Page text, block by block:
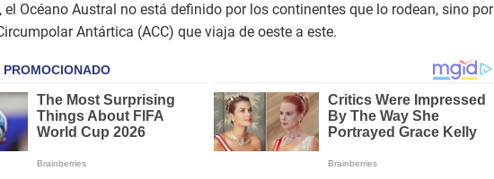
el Océano Austral no está definido por los continentes que lo rodean, sino por
Antártica (ACC) que viaja de oeste a este.